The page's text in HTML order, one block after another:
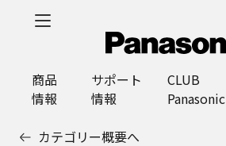
商品
情報
サポート
情報
CLUB
Panasonic
カテゴリー概要へ